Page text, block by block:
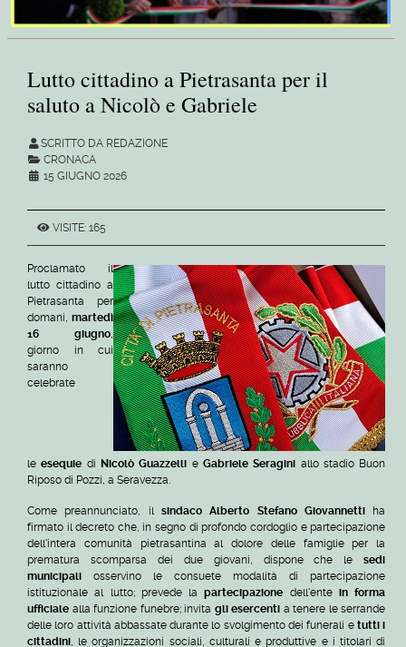
Lutto cittadino a Pietrasanta per il
saluto a Nicolò e Gabriele
SCRITTO DA REDAZIONE
CRONACA
15 GIUGNO 2026
VISITE: 165
Proclamato il
lutto cittadino a
Pietrasanta per
domani,martedì
16 giugno,
giorno in cui
saranno
celebrate
leesequie di Nicolò Guazzelli e Gabriele Seragini allo stadio Buon
Riposo di Pozzi, a Seravezza.
Come preannunciato, il sindaco Alberto Stefano Giovannettiha
firmato il decreto che, in segno di profondo cordoglio e partecipazione
dell'intera comunità pietrasantina al dolore delle famiglie per la
prematura scomparsa dei due giovani, dispone che lesedi
municipali osservino le consuete modalità di partecipazione
istituzionale al lutto; prevede la partecipazione dell'ente in forma
ufficiale alla funzione funebre; invita gli esercenti a tenere le serrande
delle loro attività abbassate durante lo svolgimento dei funerali e tutti i
cittadini, le organizzazioni sociali, culturali e produttive e i titolari di